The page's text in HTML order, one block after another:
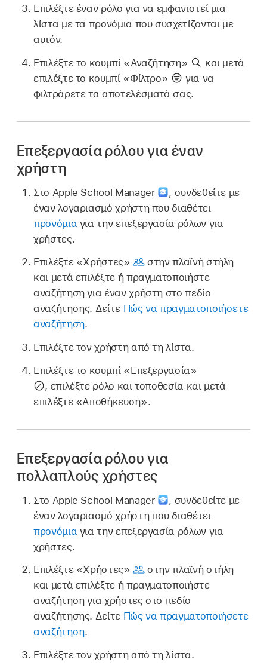
Επιλέξτε έναν ρόλο για να εμφανιστεί μια
λίστα με τα προνόμια που συσχετίζονται με
αυτόν.
Επιλέξτε το κουμπί «Αναζήτηση»
και μετά
επιλέξτε το κουμπί «Φίλτρο»
για να
φιλτράρετε τα αποτελέσματά σας.
Επεξεργασία ρόλου για έναν
χρήστη
Στο Apple School Manager , συνδεθείτε με
έναν λογαριασμό χρήστη που διαθέτει
προνόμια για την επεξεργασία ρόλων για
χρήστες.
Επιλέξτε «Χρήστες»
στην πλαϊνή στήλη
και μετά επιλέξτε ή πραγματοποιήστε
αναζήτηση για έναν χρήστη στο πεδίο
αναζήτησης. Δείτε Πώς να πραγματοποιήσετε
αναζήτηση.
Επιλέξτε τον χρήστη από τη λίστα.
Επιλέξτε το κουμπί «Επεξεργασία»
, επιλέξτε ρόλο και τοποθεσία και μετά
επιλέξτε «Αποθήκευση».
Επεξεργασία ρόλου για
πολλαπλούς χρήστες
Στο Apple School Manager , συνδεθείτε με
έναν λογαριασμό χρήστη που διαθέτει
προνόμια για την επεξεργασία ρόλων για
χρήστες.
Επιλέξτε «Χρήστες»
στην πλαϊνή στήλη
και μετά επιλέξτε ή πραγματοποιήστε
αναζήτηση για χρήστες στο πεδίο
αναζήτησης. Δείτε Πώς να πραγματοποιήσετε
αναζήτηση.
Επιλέξτε τον χρήστη από τη λίστα.